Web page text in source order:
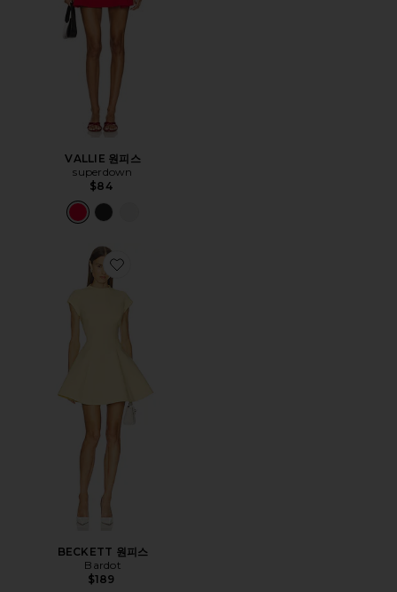
VALLIE 원피스
superdown
$84
Favorite BECKETT 원피스
BECKETT 원피스
Bardot
$189